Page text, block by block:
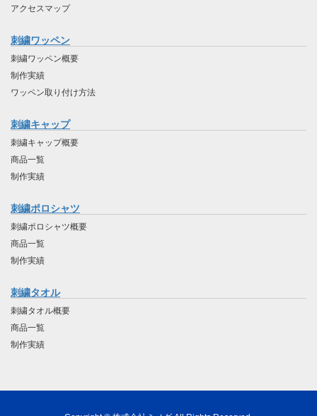
アクセスマップ
刺繍ワッペン
刺繍ワッペン概要
制作実績
ワッペン取り付け方法
刺繍キャップ
刺繍キャップ概要
商品一覧
制作実績
刺繍ポロシャツ
刺繍ポロシャツ概要
商品一覧
制作実績
刺繍タオル
刺繍タオル概要
商品一覧
制作実績